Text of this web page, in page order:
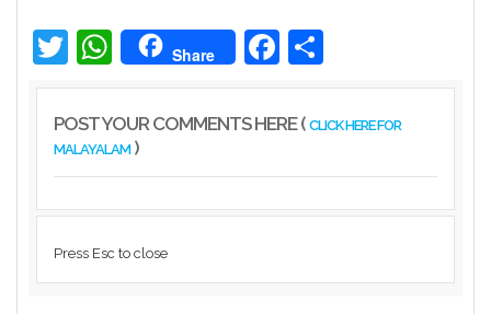
നീന്തല്‍ പരിശീലകന്‍ ആര്‍ രാജേഷിന്റെ മ...
Latest News
Twitter WhatsAppShare Facebook
POST YOUR COMMENTS HERE ( CLICK HERE FOR
MALAYALAM)
Press Esc to close